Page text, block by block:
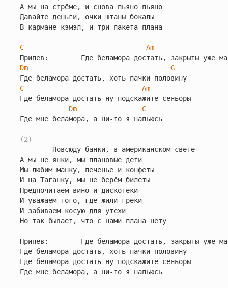
А мы на стрёме, и снова пьяно пьяно
Давайте деньги, очки штаны бокалы
В кармане кэмэл, и три пакета плана
C Am
Dm
G
C
Am
Где беламора достать ну подскажите сеньоры
Dm
C
Где мне беламора, а ни-то я напьюсь
(2)
        Повсюду банки, в американском свете
А мы не янки, мы плановые дети
Мы любим манку, печенье и конфеты
И на Таганку, мы не берём билеты
Предпочитаем вино и дискотеки
И уважаем того, где жили греки
И забиваем косую для утехи
Но так бывает, что с нами плана нету
Припев:        Где беламора достать, закрыты уже
Где беламора достать, хоть пачки половину
Где беламора достать ну подскажите сеньоры
Где мне беламора, а ни-то я напьюсь